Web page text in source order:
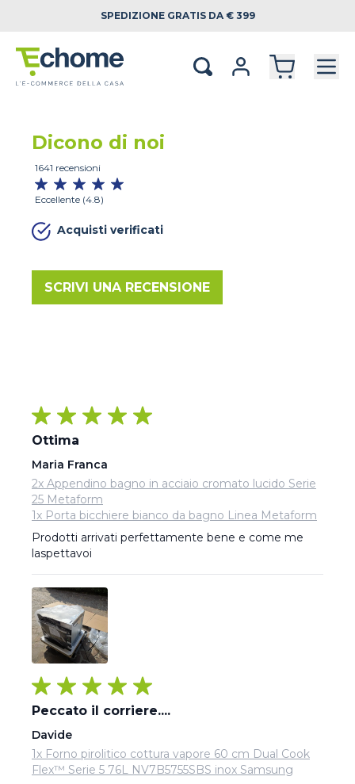
SPEDIZIONE GRATIS DA € 399
Dicono di noi
1641 recensioni
Eccellente (4.8)
Acquisti verificati
SCRIVI UNA RECENSIONE
Ottima
Maria Franca
2x Appendino bagno in acciaio cromato lucido Serie
25 Metaform
1x Porta bicchiere bianco da bagno Linea Metaform
Prodotti arrivati perfettamente bene e come me
laspettavoi
Peccato il corriere....
Davide
1x Forno pirolitico cottura vapore 60 cm Dual Cook
Flex™ Serie 5 76L NV7B5755SBS inox Samsung